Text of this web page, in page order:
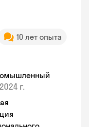
10 лет опыта
2024 г.